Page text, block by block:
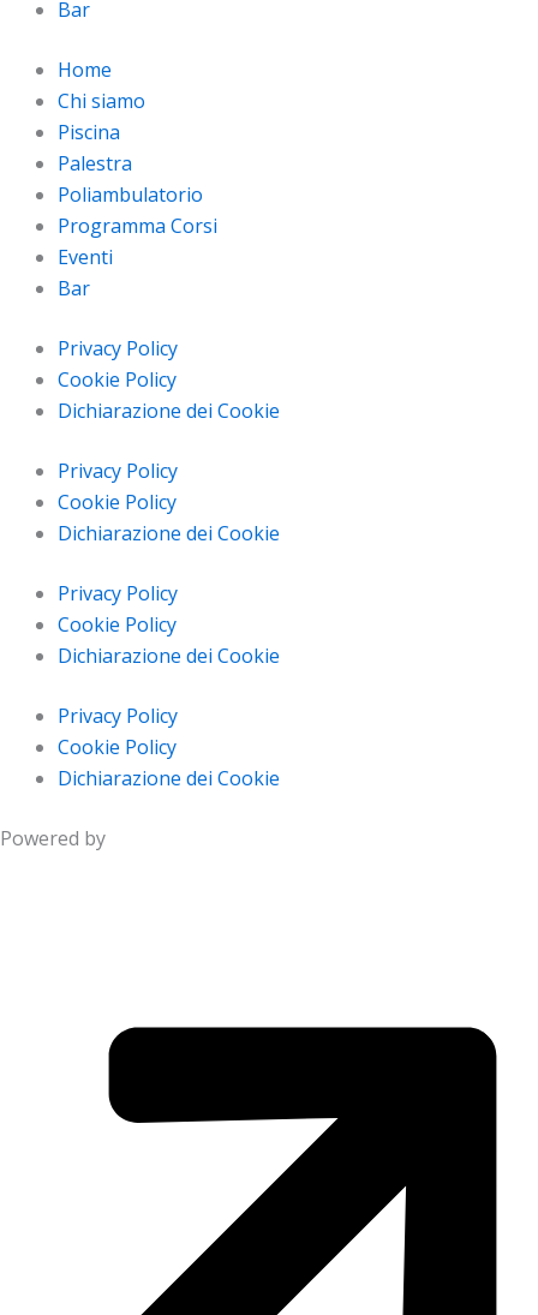
Bar
Home
Chi siamo
Piscina
Palestra
Poliambulatorio
Programma Corsi
Eventi
Bar
Privacy Policy
Cookie Policy
Dichiarazione dei Cookie
Privacy Policy
Cookie Policy
Dichiarazione dei Cookie
Privacy Policy
Cookie Policy
Dichiarazione dei Cookie
Privacy Policy
Cookie Policy
Dichiarazione dei Cookie
Powered by